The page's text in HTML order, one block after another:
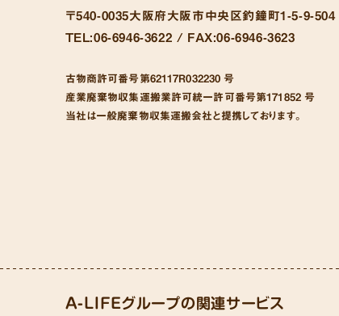
〒540-0035大阪府大阪市中央区釣鐘町1-5-9-504
TEL:06-6946-3622 / FAX:06-6946-3623
古物商許可番号第62117R032230 号
産業廃棄物収集運搬業許可統一許可番号第171852 号
当社は一般廃棄物収集運搬会社と提携しております。
A-LIFEグループの関連サービス